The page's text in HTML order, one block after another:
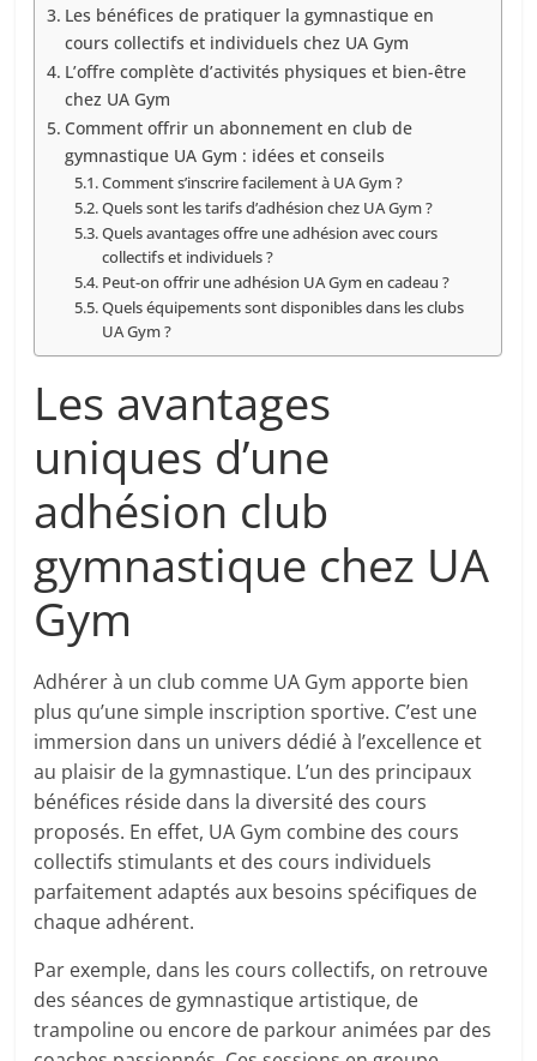
Les bénéfices de pratiquer la gymnastique en
cours collectifs et individuels chez UA Gym
L’offre complète d’activités physiques et bien-être
chez UA Gym
Comment offrir un abonnement en club de
gymnastique UA Gym : idées et conseils
Comment s’inscrire facilement à UA Gym ?
Quels sont les tarifs d’adhésion chez UA Gym ?
Quels avantages offre une adhésion avec cours
collectifs et individuels ?
Peut-on offrir une adhésion UA Gym en cadeau ?
Quels équipements sont disponibles dans les clubs
UA Gym ?
Les avantages
uniques d’une
adhésion club
gymnastique chez UA
Gym
Adhérer à un club comme UA Gym apporte bien
plus qu’une simple inscription sportive. C’est une
immersion dans un univers dédié à l’excellence et
au plaisir de la gymnastique. L’un des principaux
bénéfices réside dans la diversité des cours
proposés. En effet, UA Gym combine des cours
collectifs stimulants et des cours individuels
parfaitement adaptés aux besoins spécifiques de
chaque adhérent.
Par exemple, dans les cours collectifs, on retrouve
des séances de gymnastique artistique, de
trampoline ou encore de parkour animées par des